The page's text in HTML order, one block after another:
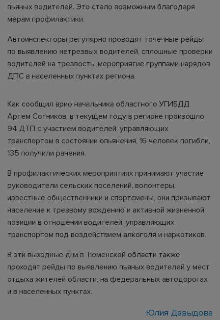
пьяных водителей. Это стало возможным благодаря
мерам профилактики.
Автоинспекторы регулярно проводят точечные рейды
по выявлению нетрезвых водителей, сплошные проверки
водителей на трезвость, мероприятие группами нарядов
ДПС в населенных пунктах региона.
Как сообщил врио начальника областного УГИБДД
Артем Сотников, в текущем году в регионе произошло
94 ДТП с участием водителей, управляющих
транспортом в состоянии опьянения, 16 человек погибли,
135 получили ранения.
В профилактических мероприятиях принимают участие
руководители сельских поселений, волонтеры,
известные общественники и спортсмены, они призывают
население к трезвому вождению и активной жизненной
позиции в отношении водителей, управляющих
транспортом под воздействием алкоголя и наркотиков.
В эти выходные дни в Тюменской области также
проходят рейды по выявлению пьяных водителей у мест
отдыха жителей области, на федеральных автодорогах
и в населенных пунктах.
Юлия Давыдова